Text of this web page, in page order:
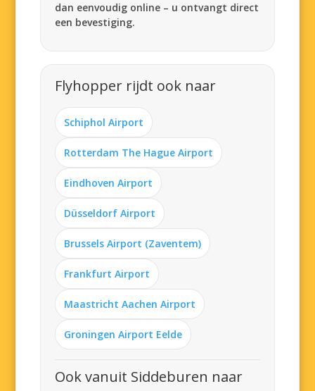
dan eenvoudig online – u ontvangt direct
een bevestiging.
Flyhopper rijdt ook naar
Schiphol Airport
Rotterdam The Hague Airport
Eindhoven Airport
Düsseldorf Airport
Brussels Airport (Zaventem)
Frankfurt Airport
Maastricht Aachen Airport
Groningen Airport Eelde
Ook vanuit Siddeburen naar